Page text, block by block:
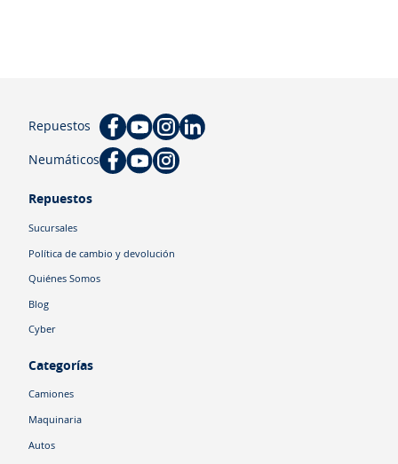
Repuestos
Neumáticos
Repuestos
Sucursales
Política de cambio y devolución
Quiénes Somos
Blog
Cyber
Categorías
Camiones
Maquinaria
Autos